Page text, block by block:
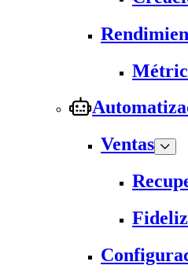
Ventas